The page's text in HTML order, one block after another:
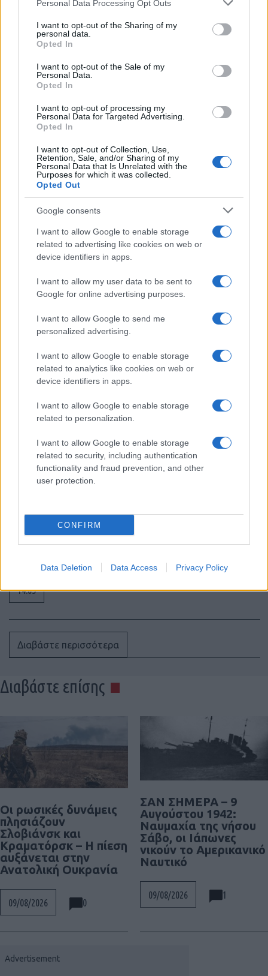
not limited to your visit or usage behaviour. You may click to
grant or deny consent to Google and its third-party tags to
use your data for below specified purposes in below Google
consent section.
Personal Data Processing Opt Outs
I want to opt-out of the Sharing of my
personal data.
Opted In
I want to opt-out of the Sale of my
Personal Data.
Opted In
I want to opt-out of processing my
Personal Data for Targeted Advertising.
Opted In
I want to opt-out of Collection, Use,
Retention, Sale, and/or Sharing of my
Personal Data that Is Unrelated with the
Purposes for which it was collected.
Opted Out
Google consents
I want to allow Google to enable storage
related to advertising like cookies on web or
device identifiers in apps.
I want to allow my user data to be sent to
Google for online advertising purposes.
I want to allow Google to send me
personalized advertising.
I want to allow Google to enable storage
related to analytics like cookies on web or
device identifiers in apps.
I want to allow Google to enable storage
related to personalization.
I want to allow Google to enable storage
related to security, including authentication
functionality and fraud prevention, and other
user protection.
CONFIRM
Data Deletion Data Access Privacy Policy
Μοτζτάμπα Χαμενεΐ θα δημοσιοποιηθεί
στο μέλλον
Rheinmetall: Μείωση €300 εκατ. στην
πρόβλεψη πωλήσεων μετά την
ακύρωση των φρεγατών F126
ΣΑΝ ΣΗΜΕΡΑ – 9 Αυγούστου 1500: Η
άλωση της Μεθώνης από τους
Οθωμανούς
Βουλγαρία: Ουκρανικό drone εξερράγη
παραβιάζεται η μεταβατική συμφωνία
ΣΑΝ ΣΗΜΕΡΑ – 9 Αυγούστου 378: Μάχη
της Αδριανούπολης, οι Γότθοι
14:05
Διαβάστε περισσότερα
Διαβάστε επίσης
Οι ρωσικές δυνάμεις
πλησιάζουν
Σλοβιάνσκ και
Κραματόρσκ – Η πίεση
αυξάνεται στην
Ανατολική Ουκρανία
09/08/2026 0
ΣΑΝ ΣΗΜΕΡΑ – 9
Αυγούστου 1942:
Ναυμαχία της νήσου
Σάβο, οι Ιάπωνες
νικούν το Αμερικανικό
Ναυτικό
09/08/2026 1